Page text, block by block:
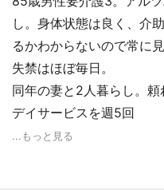
し。身体状態は良く、介
るかわからないので常に
失禁はほぼ毎日。
同年の妻と2人暮らし。頼
デイサービスを週5回
...もっと見る